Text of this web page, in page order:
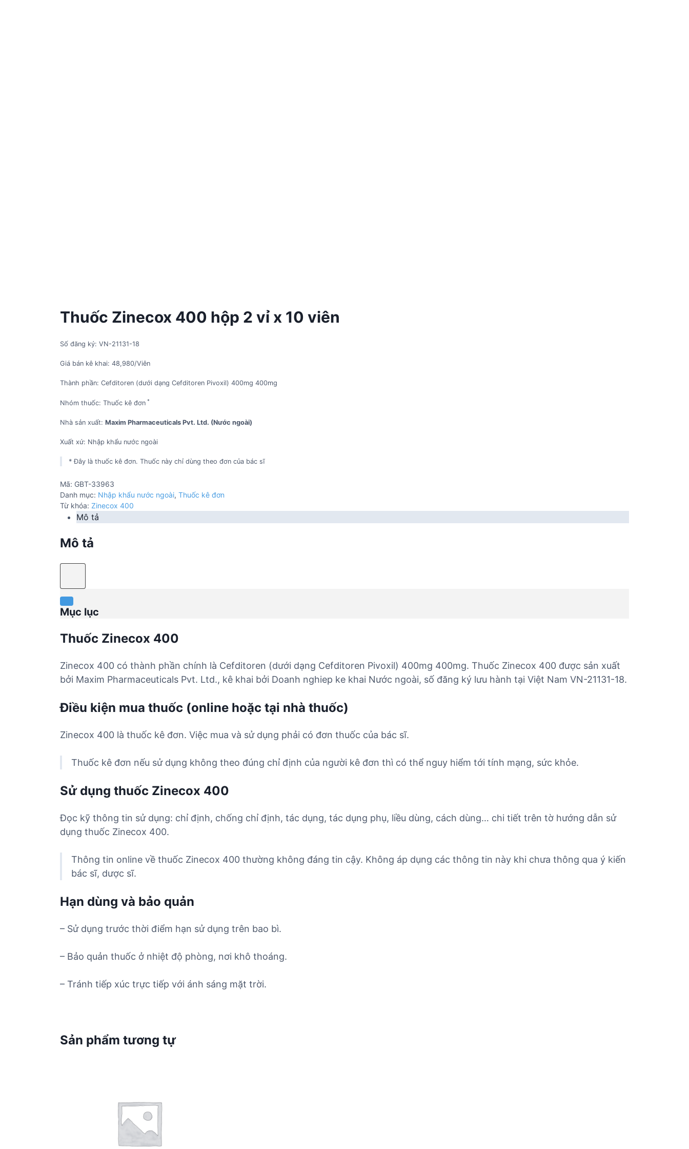
Thuốc Zinecox 400 hộp 2 vỉ x 10 viên
Số đăng ký: VN-21131-18
Giá bán kê khai: 48,980/Viên
Thành phần: Cefditoren (dưới dạng Cefditoren Pivoxil) 400mg 400mg
Nhóm thuốc: Thuốc kê đơn *
Nhà sản xuất: Maxim Pharmaceuticals Pvt. Ltd. (Nước ngoài)
Xuất xứ: Nhập khẩu nước ngoài
* Đây là thuốc kê đơn. Thuốc này chỉ dùng theo đơn của bác sĩ
Mã: GBT-33963
Danh mục: Nhập khẩu nước ngoài, Thuốc kê đơn
Từ khóa: Zinecox 400
Mô tả
Mô tả
Mục lục
Thuốc Zinecox 400
Zinecox 400 có thành phần chính là Cefditoren (dưới dạng Cefditoren Pivoxil) 400mg 400mg. Thuốc Zinecox 400 được sản xuất
bởi Maxim Pharmaceuticals Pvt. Ltd., kê khai bởi Doanh nghiep ke khai Nước ngoài, số đăng ký lưu hành tại Việt Nam VN-21131-18.
Điều kiện mua thuốc (online hoặc tại nhà thuốc)
Zinecox 400 là thuốc kê đơn. Việc mua và sử dụng phải có đơn thuốc của bác sĩ.
Thuốc kê đơn nếu sử dụng không theo đúng chỉ định của người kê đơn thì có thể nguy hiểm tới tính mạng, sức khỏe.
Sử dụng thuốc Zinecox 400
Đọc kỹ thông tin sử dụng: chỉ định, chống chỉ định, tác dụng, tác dụng phụ, liều dùng, cách dùng… chi tiết trên tờ hướng dẫn sử
dụng thuốc Zinecox 400.
Thông tin online về thuốc Zinecox 400 thường không đáng tin cậy. Không áp dụng các thông tin này khi chưa thông qua ý kiến
bác sĩ, dược sĩ.
Hạn dùng và bảo quản
– Sử dụng trước thời điểm hạn sử dụng trên bao bì.
– Bảo quản thuốc ở nhiệt độ phòng, nơi khô thoáng.
– Tránh tiếp xúc trực tiếp với ánh sáng mặt trời.
Sản phẩm tương tự